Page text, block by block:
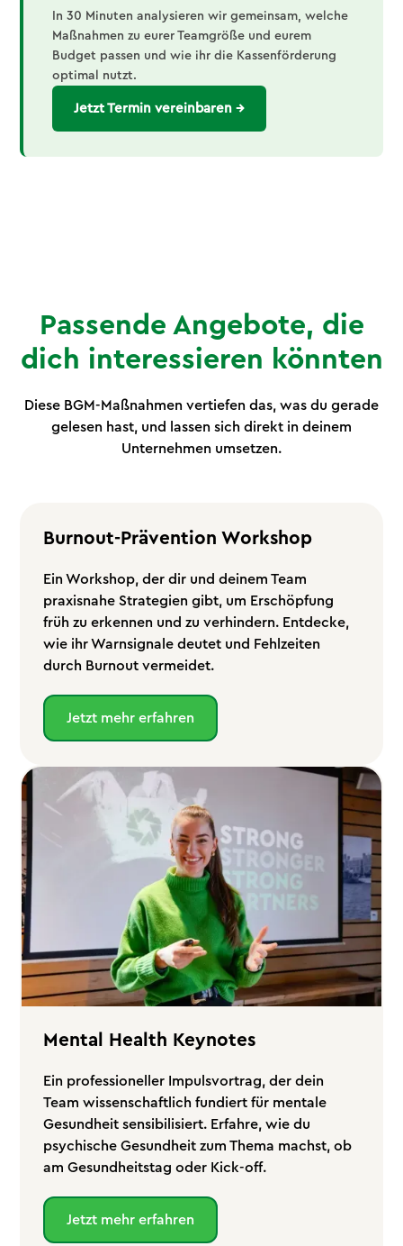
In 30 Minuten analysieren wir gemeinsam, welche
Maßnahmen zu eurer Teamgröße und eurem
Budget passen und wie ihr die Kassenförderung
optimal nutzt.
Jetzt Termin vereinbaren →
Passende Angebote, die
dich interessieren könnten
Diese BGM-Maßnahmen vertiefen das, was du gerade
gelesen hast, und lassen sich direkt in deinem
Unternehmen umsetzen.
Burnout-Prävention Workshop
Ein Workshop, der dir und deinem Team
praxisnahe Strategien gibt, um Erschöpfung
früh zu erkennen und zu verhindern. Entdecke,
wie ihr Warnsignale deutet und Fehlzeiten
durch Burnout vermeidet.
Jetzt mehr erfahren
Mental Health Keynotes
Ein professioneller Impulsvortrag, der dein
Team wissenschaftlich fundiert für mentale
Gesundheit sensibilisiert. Erfahre, wie du
psychische Gesundheit zum Thema machst, ob
am Gesundheitstag oder Kick-off.
Jetzt mehr erfahren